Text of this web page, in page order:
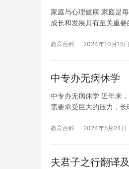
家庭与心理健康 家庭是
成长和发展具有至关重
教育百科 2024年10月15日
中专办无病休学
中专办无病休学 近年来
需要承受巨大的压力，
教育百科 2024年5月24日
夫君子之行翻译